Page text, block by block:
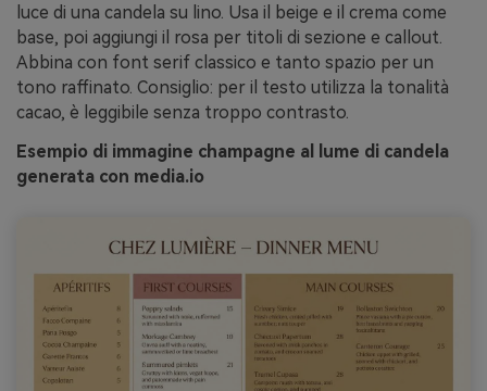
luce di una candela su lino. Usa il beige e il crema come
base, poi aggiungi il rosa per titoli di sezione e callout.
Abbina con font serif classico e tanto spazio per un
tono raffinato. Consiglio: per il testo utilizza la tonalità
cacao, è leggibile senza troppo contrasto.
Esempio di immagine champagne al lume di candela
generata con media.io